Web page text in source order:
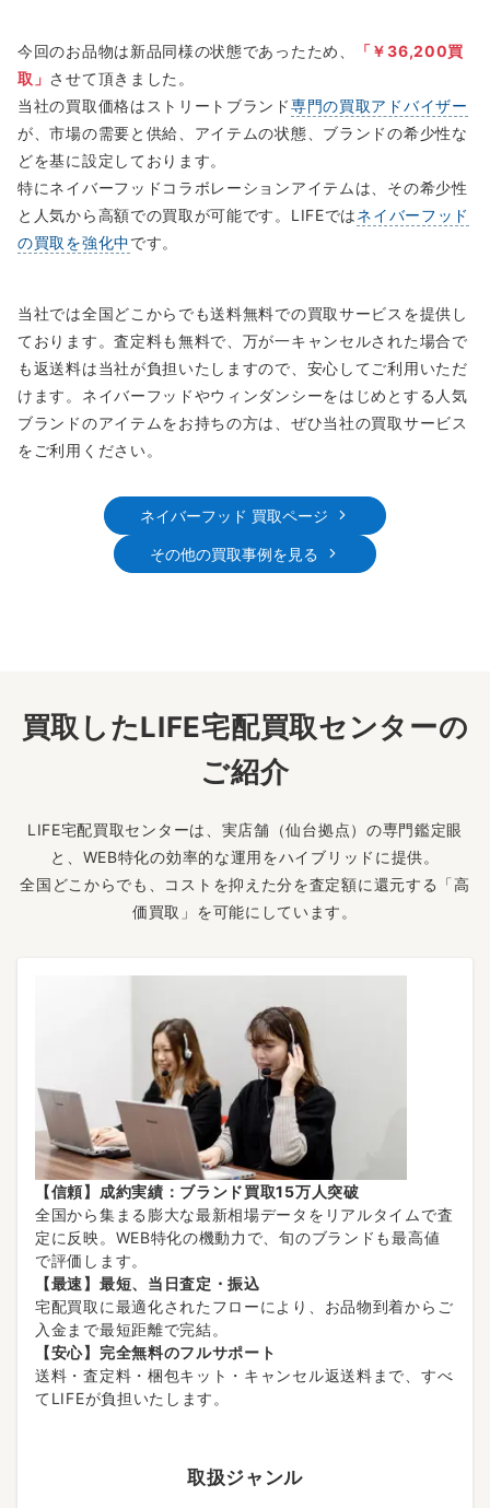
今回のお品物は新品同様の状態であったため、
「￥36,200買
取」 させて頂きました。
当社の買取価格はストリートブランド専門の買取アドバイザー
が、市場の需要と供給、アイテムの状態、ブランドの希少性な
どを基に設定しております。
特にネイバーフッドコラボレーションアイテムは、その希少性
と人気から高額での買取が可能です。LIFEではネイバーフッド
の買取を強化中です。
当社では全国どこからでも送料無料での買取サービスを提供し
ております。査定料も無料で、万が一キャンセルされた場合で
も返送料は当社が負担いたしますので、安心してご利用いただ
けます。ネイバーフッドやウィンダンシーをはじめとする人気
ブランドのアイテムをお持ちの方は、ぜひ当社の買取サービス
をご利用ください。
ネイバーフッド 買取ページ
その他の買取事例を見る
買取したLIFE宅配買取センターの
ご紹介
LIFE宅配買取センターは、実店舗（仙台拠点）の専門鑑定眼
と、WEB特化の効率的な運用をハイブリッドに提供。
全国どこからでも、コストを抑えた分を査定額に還元する「高
価買取」を可能にしています。
【信頼】成約実績：ブランド買取15万人突破
全国から集まる膨大な最新相場データをリアルタイムで査
定に反映。WEB特化の機動力で、旬のブランドも最高値
で評価します。
【最速】最短、当日査定・振込
宅配買取に最適化されたフローにより、お品物到着からご
入金まで最短距離で完結。
【安心】完全無料のフルサポート
送料・査定料・梱包キット・キャンセル返送料まで、すべ
てLIFEが負担いたします。
取扱ジャンル